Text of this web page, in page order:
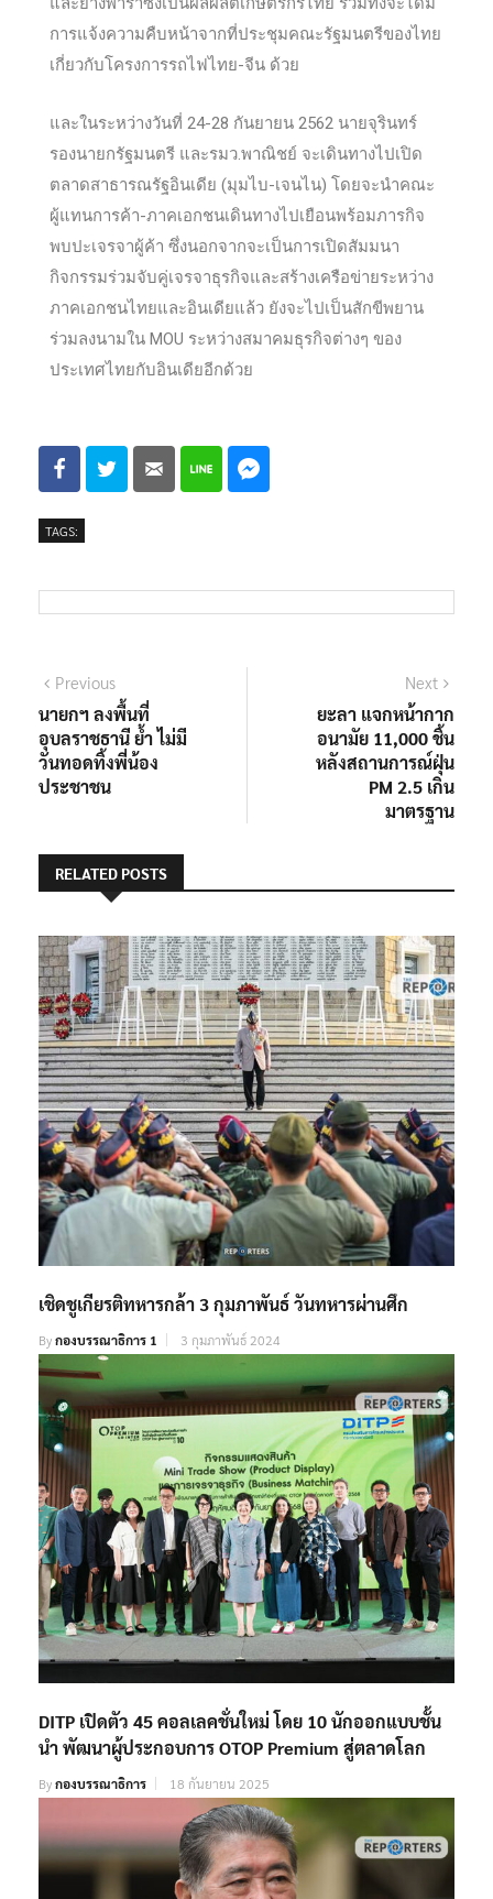
อบกับแลกเปลี่ยนเกี่ยวกับการซื้อขายข้าว
และยางพาราซึ่งเป็นผลผลิตเกษตรกรไทย รวมทั้งจะได้มี
เกี่ยวกับโครงการรถไฟไทย-จีน ด้วย
และในระหว่างวันที่ 24-28 กันยายน 2562 นายจุรินทร์
รองนายกรัฐมนตรี และรมว.พาณิชย์ จะเดินทางไปเปิด
ตลาดสาธารณรัฐอินเดีย (มุมไบ-เจนไน) โดยจะนำคณะ
ผู้แทนการค้า-ภาคเอกชนเดินทางไปเยือนพร้อมภารกิจ
พบปะเจรจาผู้ค้า ซึ่งนอกจากจะเป็นการเปิดสัมมนา
ภาคเอกชนไทยและอินเดียแล้ว ยังจะไปเป็นสักขีพยาน
Previous
นายกฯ ลงพื้นที่
อุบลราชธานี ย้ำ ไม่มี
Next
ยะลา แจกหน้ากาก
อนามัย 11,000 ชิ้น
หลังสถานการณ์ฝุ่น
เชิดชูเกียรติทหารกล้า 3 กุมภาพันธ์ วันทหารผ่านศึก
Byกองบรรณาธิการ 1 3 กุมภาพันธ์ 2024
DITP เปิดตัว 45 คอลเลคชั่นใหม่ โดย 10 นักออกแบบชั้น
นำ พัฒนาผู้ประกอบการ OTOP Premium สู่ตลาดโลก
Byกองบรรณาธิการ 18 กันยายน 2025